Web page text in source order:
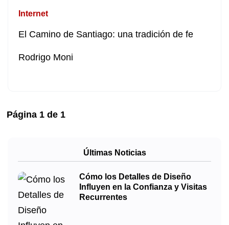
Internet
El Camino de Santiago: una tradición de fe
Rodrigo Moni
Página 1 de 1
Últimas Noticias
Cómo los Detalles de Diseño
Influyen en la Confianza y Visitas
Recurrentes